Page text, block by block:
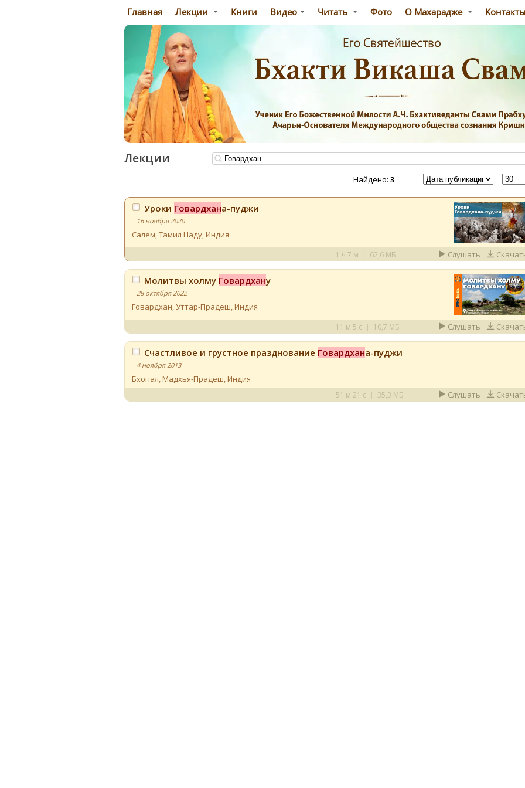
Главная Лекции Книги Видео Читать Фото О Махарадже Контакты
Лекции
Найдено: 3
Уроки Говардхана-пуджи
16 ноября 2020
Салем, Тамил Наду,Индия
1 ч 7 м | 62,6 МБ Слушать
Молитвы холму Говардхану
28 октября 2022
Говардхан, Уттар-Прадеш,Индия
11 м 5 с | 10,7 МБ Слушать
Счастливое и грустное празднование Говардхана-пуджи
4 ноября 2013
Бхопал, Мадхья-Прадеш,Индия
51 м 21 с | 35,3 МБ Слушать